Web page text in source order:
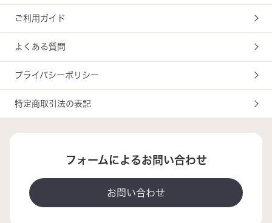
ご利用ガイド
よくある質問
プライバシーポリシー
特定商取引法の表記
フォームによるお問い合わせ
お問い合わせ